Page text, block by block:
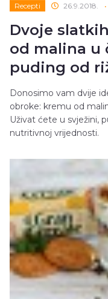
Recepti 26.9.2018. •
Dvoje
od malina u
puding od
Donosimo vam dvije
obroke: kremu od
Uživat ćete u svježini,
nutritivnoj vrijednosti.